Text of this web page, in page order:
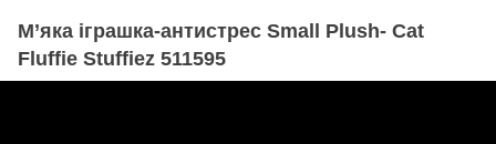
М’яка іграшка-антистрес Small Plush- Cat
Fluffie Stuffiez 511595